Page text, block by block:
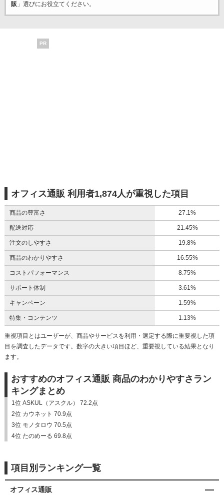
販 」選びにお役立てください。
PR
オフィス通販 利用者1,874人が重視した項目
商品の豊富さ 27.1%
配送対応 21.45%
注文のしやすさ 19.8%
商品のわかりやすさ 16.55%
コストパフォーマンス 8.75%
サポート体制 3.61%
キャンペーン 1.59%
特集・コンテンツ 1.13%
重視項目とはユーザーが、商品やサービスを利用・選定する際に重要視した項
目を調査したデータです。数字の大きい項目ほど、重要視している結果となり
ます。
おすすめのオフィス通販 商品のわかりやすさラン
キングまとめ
1位 ASKUL（アスクル） 72.2点
2位 カウネット 70.9点
3位 モノタロウ 70.5点
4位 たのめーる 69.8点
項目別ランキング一覧
オフィス通販